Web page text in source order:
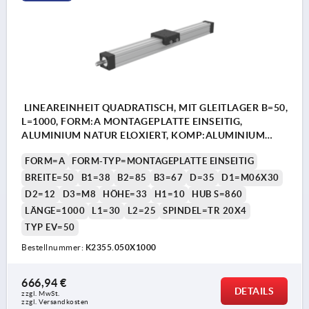
LINEAREINHEIT QUADRATISCH, MIT GLEITLAGER B=50,
L=1000, FORM:A MONTAGEPLATTE EINSEITIG,
ALUMINIUM NATUR ELOXIERT, KOMP:ALUMINIUM
FORM=A
FORM-TYP=MONTAGEPLATTE EINSEITIG
BREITE=50
B1=38 B2=85 B3=67 D=35
D1=M06X30
D2=12
D3=M8 HÖHE=33 H1=10
HUB S=860
LÄNGE=1000
L1=30 L2=25
SPINDEL=TR 20X4
TYP EV=50
Bestellnummer: K2355.050X1000
666,94 €
zzgl. MwSt.
zzgl. Versandkosten
DETAILS